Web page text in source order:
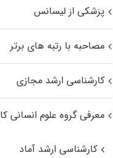
پزشکی از لیسانس
مصاحبه با رتبه های برتر
کارشناسی ارشد مجازی
معرفی گروه علوم انسانی
کارشناسی ارشد آماد